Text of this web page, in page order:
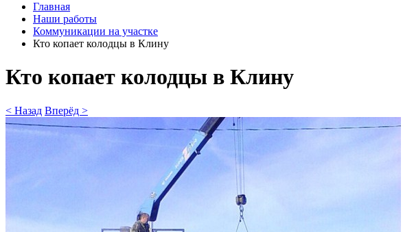
Главная
Наши работы
Коммуникации на участке
Кто копает колодцы в Клину
Кто копает колодцы в Клину
< Назад Вперёд >